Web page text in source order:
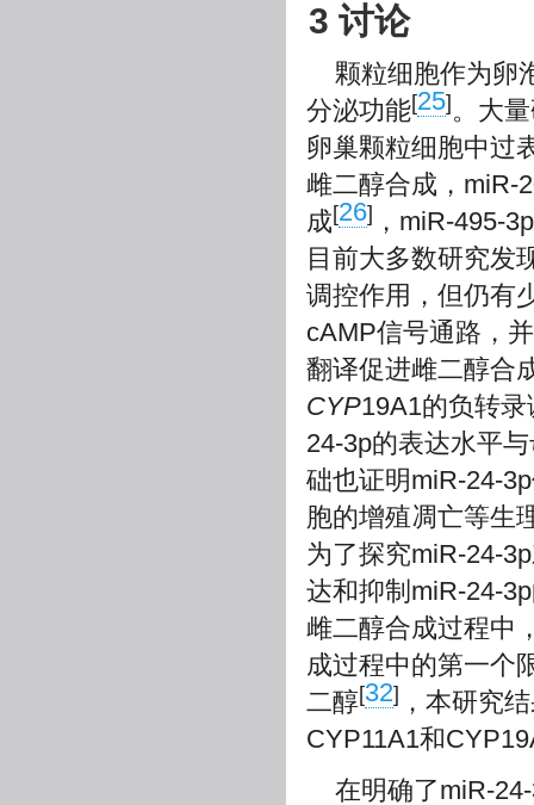
3 讨论
颗粒细胞作为卵
分泌功能[25]。大
卵巢颗粒细胞中过
雌二醇合成，miR-
成[26] ，miR-495-
目前大多数研究发
调控作用，但仍有
cAMP信号通路，
翻译促进雌二醇合
CYP19A1的负转
24-3p的表达水平
础也证明miR-24-
胞的增殖凋亡等生
为了探究miR-24-
达和抑制miR-24-
雌二醇合成过程中
成过程中的第一个
二醇[32] ，本研究
CYP11A1和
在明确了miR-